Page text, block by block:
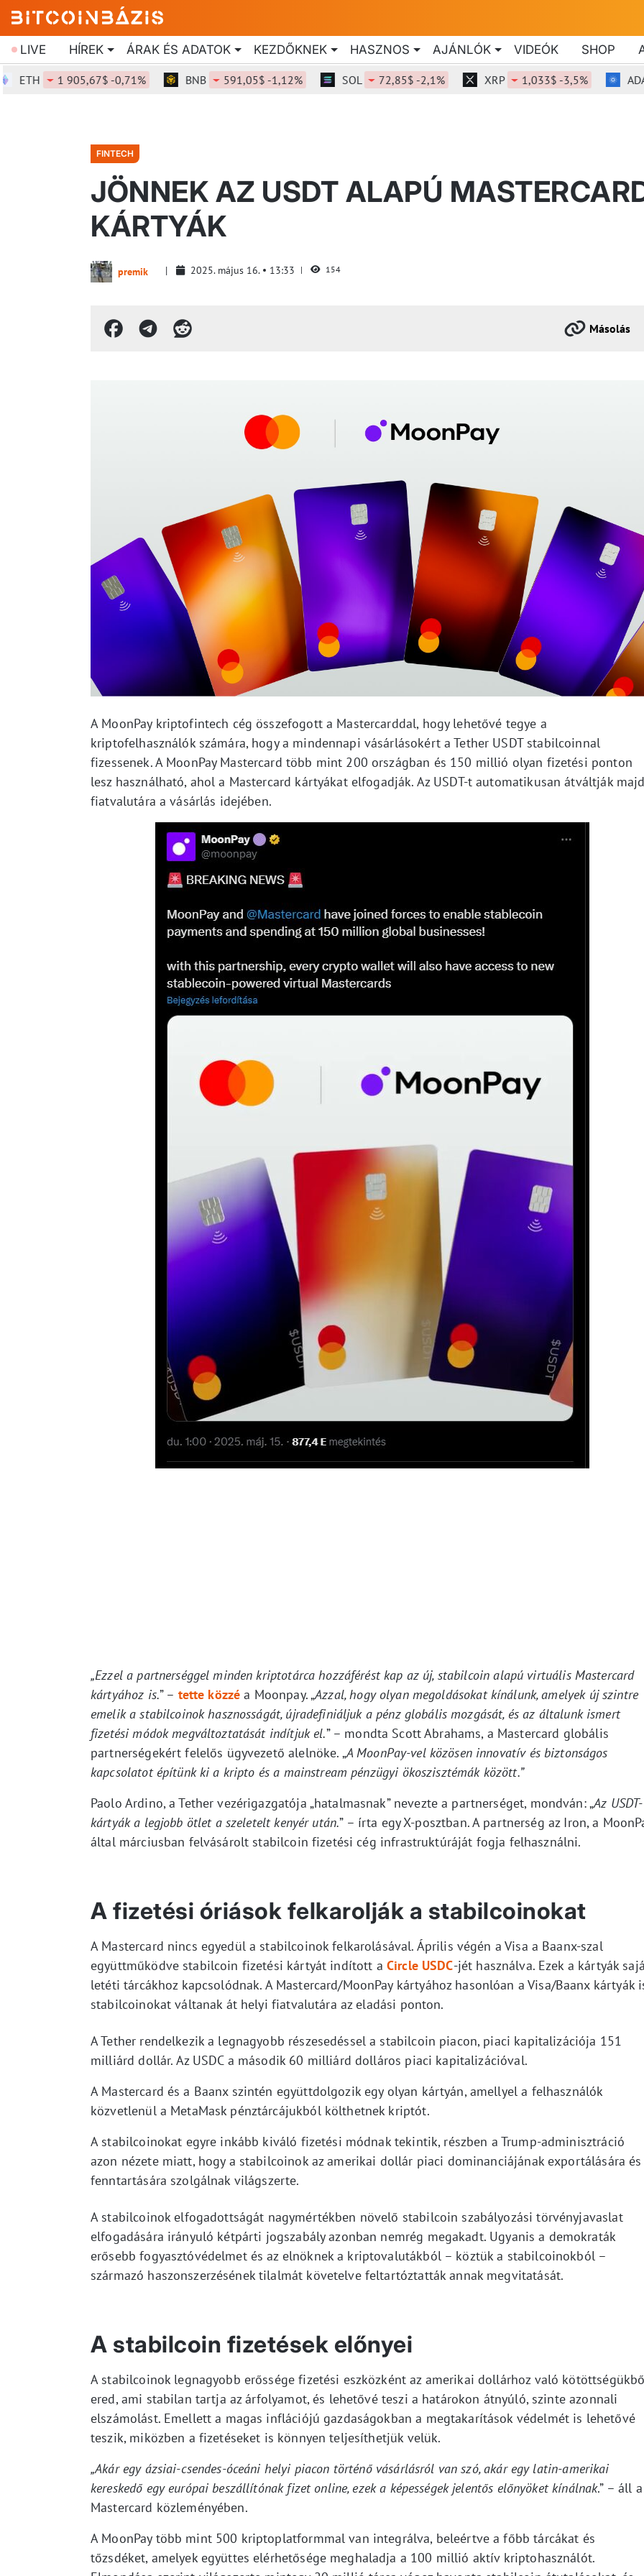
LIVE HÍREK ÁRAK ÉS ADATOK KEZDŐKNEK HASZNOS AJÁNLÓK VIDEÓK SHOP
1 905,67$ -0,71% BNB 591,05$ -1,12% SOL 72,85$ -2,1% XRP 1,033$ -3,5% ADA
FINTECH
JÖNNEK AZ USDT ALAPÚ
KÁRTYÁK
premik 2025. május 16. 13:33 154
Másolás
A MoonPay kriptofintech cég összefogott a Mastercarddal, hogy lehetővé tegye a
kriptofelhasználók számára, hogy a mindennapi vásárlásokért a Tether USDT stabilcoinnal
fizessenek. A MoonPay Mastercard több mint 200 országban és 150 millió olyan fizetési ponton
lesz használható, ahol a Mastercard kártyákat elfogadják. Az USDT-t automatikusan átváltják
fiatvalutára a vásárlás idejében.
„Ezzel a partnerséggel minden kriptotárca hozzáférést kap az új, stabilcoin alapú virtuális Mastercard
kártyához is.” – tette közzé a Moonpay. „Azzal, hogy olyan megoldásokat kínálunk, amelyek új szintre
emelik a stabilcoinok hasznosságát, újradefiniáljuk a pénz globális mozgását, és az általunk ismert
fizetési módok megváltoztatását indítjuk el.” – mondta Scott Abrahams, a Mastercard globális
partnerségekért felelős ügyvezető alelnöke. „A MoonPay-vel közösen innovatív és biztonságos
kapcsolatot építünk ki a kripto és a mainstream pénzügyi ökoszisztémák között.”
Paolo Ardino, a Tether vezérigazgatója „hatalmasnak” nevezte a partnerséget, mondván: „Az USDT-
kártyák a legjobb ötlet a szeletelt kenyér után.” – írta egy X-posztban. A partnerség az Iron, a
által márciusban felvásárolt stabilcoin fizetési cég infrastruktúráját fogja felhasználni.
A fizetési óriások felkarolják a stabilcoinokat
A Mastercard nincs egyedül a stabilcoinok felkarolásával. Április végén a Visa a Baanx-szal
együttműködve stabilcoin fizetési kártyát indított a Circle USDC-jét használva. Ezek a kártyák
letéti tárcákhoz kapcsolódnak. A Mastercard/MoonPay kártyához hasonlóan a Visa/Baanx kártyák
stabilcoinokat váltanak át helyi fiatvalutára az eladási ponton.
A Tether rendelkezik a legnagyobb részesedéssel a stabilcoin piacon, piaci kapitalizációja 151
milliárd dollár. Az USDC a második 60 milliárd dolláros piaci kapitalizációval.
A Mastercard és a Baanx szintén együttdolgozik egy olyan kártyán, amellyel a felhasználók
közvetlenül a MetaMask pénztárcájukból költhetnek kriptót.
A stabilcoinokat egyre inkább kiváló fizetési módnak tekintik, részben a Trump-adminisztráció
azon nézete miatt, hogy a stabilcoinok az amerikai dollár piaci dominanciájának exportálására és
fenntartására szolgálnak világszerte.
A stabilcoinok elfogadottságát nagymértékben növelő stabilcoin szabályozási törvényjavaslat
elfogadására irányuló kétpárti jogszabály azonban nemrég megakadt. Ugyanis a demokraták
erősebb fogyasztóvédelmet és az elnöknek a kriptovalutákból – köztük a stabilcoinokból –
származó haszonszerzésének tilalmát követelve feltartóztatták annak megvitatását.
A stabilcoin fizetések előnyei
A stabilcoinok legnagyobb erőssége fizetési eszközként az amerikai dollárhoz való
ered, ami stabilan tartja az árfolyamot, és lehetővé teszi a határokon átnyúló, szinte azonnali
elszámolást. Emellett a magas inflációjú gazdaságokban a megtakarítások védelmét is lehetővé
teszik, miközben a fizetéseket is könnyen teljesíthetjük velük.
„Akár egy ázsiai-csendes-óceáni helyi piacon történő vásárlásról van szó, akár egy latin-amerikai
kereskedő egy európai beszállítónak fizet online, ezek a képességek jelentős előnyöket kínálnak.” – áll a
Mastercard közleményében.
A MoonPay több mint 500 kriptoplatformmal van integrálva, beleértve a főbb tárcákat és
tőzsdéket, amelyek együttes elérhetősége meghaladja a 100 millió aktív kriptohasználót.